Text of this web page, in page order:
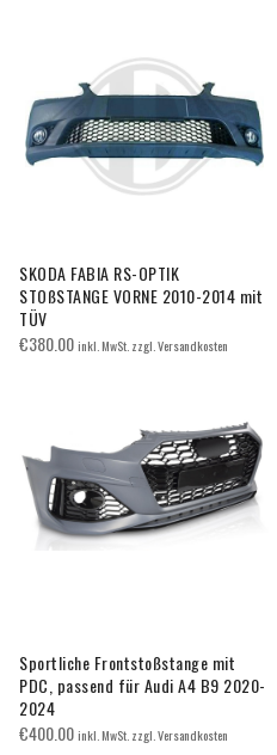
SKODA FABIA RS-OPTIK
STOßSTANGE VORNE 2010-2014 mit
TÜV
€380.00inkl. MwSt. zzgl. Versandkosten
Sportliche Frontstoßstange mit
PDC, passend für Audi A4 B9 2020-
2024
€400.00inkl. MwSt. zzgl. Versandkosten